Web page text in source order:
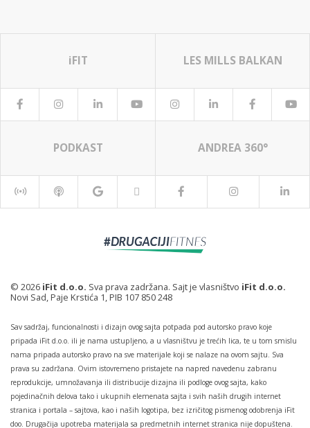
iFIT LES MILLS BALKAN
PODKAST ANDREA 360°
© 2026 iFit d.o.o. Sva prava zadržana. Sajt je vlasništvo iFit d.o.o.
Novi Sad, Paje Krstića 1, PIB 107 850 248
Sav sadržaj, funcionalnosti i dizajn ovog sajta potpada pod autorsko pravo koje
pripada iFit d.o.o. ili je nama ustupljeno, a u vlasništvu je trećih lica, te u tom smislu
nama pripada autorsko pravo na sve materijale koji se nalaze na ovom sajtu. Sva
prava su zadržana. Ovim istovremeno pristajete na napred navedenu zabranu
reprodukcije, umnožavanja ili distribucije dizajna ili podloge ovog sajta, kako
pojedinačnih delova tako i ukupnih elemenata sajta i svih naših drugih internet
stranica i portala – sajtova, kao i naših logotipa, bez izričitog pismenog odobrenja iFit
doo. Drugačija upotreba materijala sa predmetnih internet stranica nije dopuštena.